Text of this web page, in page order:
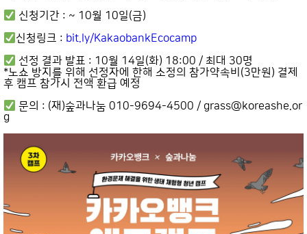
신청기간 : ~ 10월 10일(금)
신청링크 : bit.ly/KakaobankEcocamp
선정 결과 발표 : 10월 14일(화) 18:00 / 최대 30명
*노쇼 방지를 위해 선정자에 한해 소정의 참가약속비(3만원) 결제
후 캠프 참가시 전액 환급 예정
문의 : (재)숲과나눔 010-9694-4500 / grass@koreashe.or
g